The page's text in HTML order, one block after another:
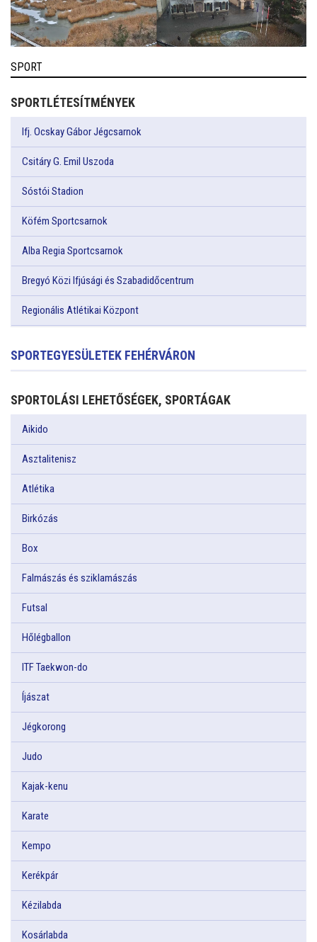
SPORT
SPORTLÉTESÍTMÉNYEK
Ifj. Ocskay Gábor Jégcsarnok
Csitáry G. Emil Uszoda
Sóstói Stadion
Köfém Sportcsarnok
Alba Regia Sportcsarnok
Bregyó Közi Ifjúsági és Szabadidőcentrum
Regionális Atlétikai Központ
SPORTEGYESÜLETEK FEHÉRVÁRON
SPORTOLÁSI LEHETŐSÉGEK, SPORTÁGAK
Aikido
Asztalitenisz
Atlétika
Birkózás
Box
Falmászás és sziklamászás
Futsal
Hőlégballon
ITF Taekwon-do
Íjászat
Jégkorong
Judo
Kajak-kenu
Karate
Kempo
Kerékpár
Kézilabda
Kosárlabda